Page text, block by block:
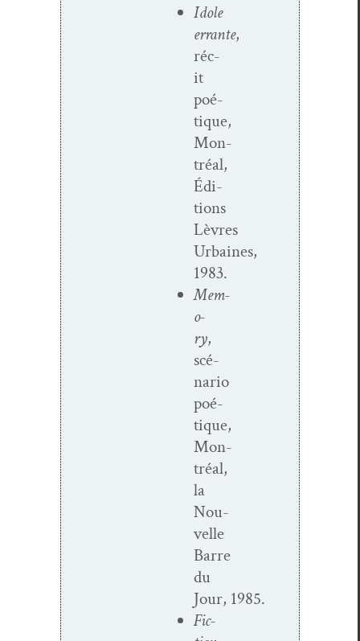
Idole
errante,
réc­
it
poé­
tique,
Mon­
tréal,
Édi­
tions
Lèvres
Urbaines,
1983.
Mem­
o­
ry,
scé­
nario
poé­
tique,
Mon­
tréal,
la
Nou­
velle
Barre
du
Jour, 1985.
Fic­­